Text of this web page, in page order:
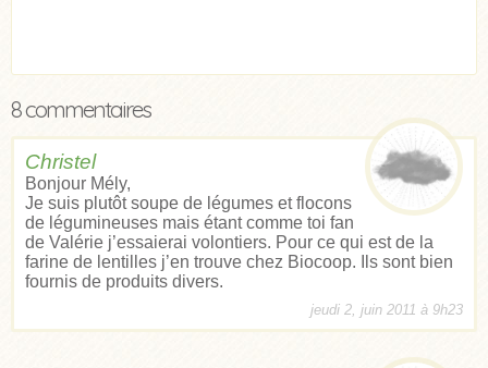
8 commentaires
Christel
Bonjour Mély,
Je suis plutôt soupe de légumes et flocons
de légumineuses mais étant comme toi fan
de Valérie j’essaierai volontiers. Pour ce qui est de la
farine de lentilles j’en trouve chez Biocoop. Ils sont bien
fournis de produits divers.
jeudi 2, juin 2011 à 9h23